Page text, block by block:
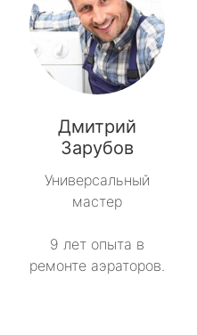
Дмитрий
Зарубов
Универсальный
мастер
9 лет опыта в
ремонте аэраторов.